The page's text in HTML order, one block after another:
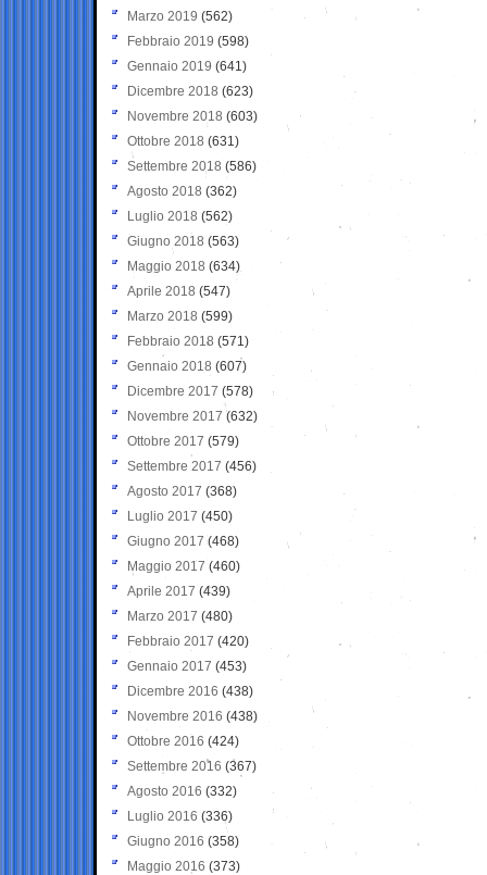
Marzo 2019 (562)
Febbraio 2019 (598)
Gennaio 2019 (641)
Dicembre 2018 (623)
Novembre 2018 (603)
Ottobre 2018 (631)
Settembre 2018 (586)
Agosto 2018 (362)
Luglio 2018 (562)
Giugno 2018 (563)
Maggio 2018 (634)
Aprile 2018 (547)
Marzo 2018 (599)
Febbraio 2018 (571)
Gennaio 2018 (607)
Dicembre 2017 (578)
Novembre 2017 (632)
Ottobre 2017 (579)
Settembre 2017 (456)
Agosto 2017 (368)
Luglio 2017 (450)
Giugno 2017 (468)
Maggio 2017 (460)
Aprile 2017 (439)
Marzo 2017 (480)
Febbraio 2017 (420)
Gennaio 2017 (453)
Dicembre 2016 (438)
Novembre 2016 (438)
Ottobre 2016 (424)
Settembre 2016 (367)
Agosto 2016 (332)
Luglio 2016 (336)
Giugno 2016 (358)
Maggio 2016 (373)